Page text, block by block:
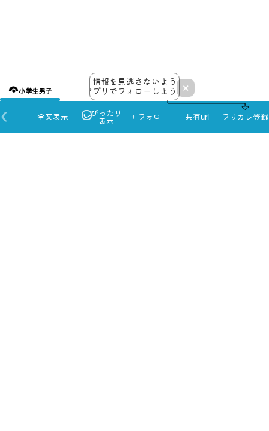
×
情報を見逃さないよう
アプリでフォローしよう！
小学生男子
フリカレ登録
共有url
＋フォロー
ぴったり
表示
全文表示
日